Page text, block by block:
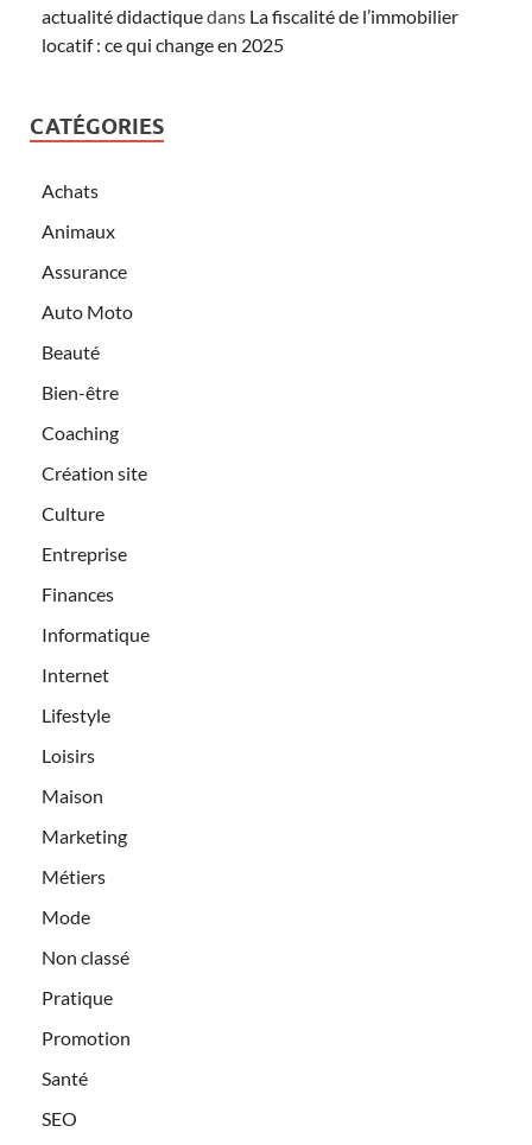
actualité didactiquedans La fiscalité de l’immobilier
locatif : ce qui change en 2025
CATÉGORIES
Achats
Animaux
Assurance
Auto Moto
Beauté
Bien-être
Coaching
Création site
Culture
Entreprise
Finances
Informatique
Internet
Lifestyle
Loisirs
Maison
Marketing
Métiers
Mode
Non classé
Pratique
Promotion
Santé
SEO